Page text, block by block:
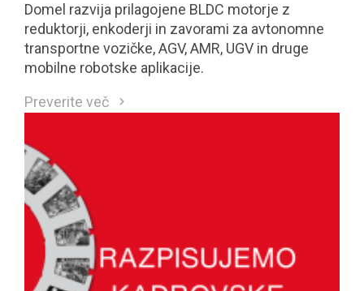
Domel razvija prilagojene BLDC motorje z
reduktorji, enkoderji in zavorami za avtonomne
transportne vozičke, AGV, AMR, UGV in druge
mobilne robotske aplikacije.
Preverite več